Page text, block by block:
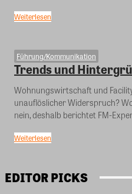
Weiterlesen
Führung/Kommunikation
Trends und
Wohnungswirtschaft und
unauflöslicher Widerspruch?
nein, deshalb berichtet FM-
Weiterlesen
EDITOR PICKS